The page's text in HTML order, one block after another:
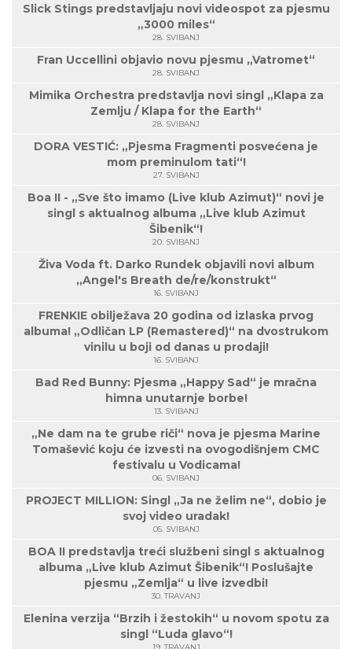
Slick Stings predstavljaju novi videospot za pjesmu
„3000 miles“
28. SVIBANJ
Fran Uccellini objavio novu pjesmu „Vatromet“
28. SVIBANJ
Mimika Orchestra predstavlja novi singl „Klapa za
Zemlju / Klapa for the Earth“
28. SVIBANJ
DORA VESTIĆ: „Pjesma Fragmenti posvećena je
mom preminulom tati“!
27. SVIBANJ
Boa II - „Sve što imamo (Live klub Azimut)“ novi je
singl s aktualnog albuma „Live klub Azimut
Šibenik“!
20. SVIBANJ
Živa Voda ft. Darko Rundek objavili novi album
„Angel's Breath de/re/konstrukt“
16. SVIBANJ
FRENKIE obilježava 20 godina od izlaska prvog
albuma! „Odličan LP (Remastered)“ na dvostrukom
vinilu u boji od danas u prodaji!
16. SVIBANJ
Bad Red Bunny: Pjesma „Happy Sad“ je mračna
himna unutarnje borbe!
13. SVIBANJ
„Ne dam na te grube riči“ nova je pjesma Marine
Tomašević koju će izvesti na ovogodišnjem CMC
festivalu u Vodicama!
06. SVIBANJ
PROJECT MILLION: Singl „Ja ne želim ne“, dobio je
svoj video uradak!
05. SVIBANJ
BOA II predstavlja treći službeni singl s aktualnog
albuma „Live klub Azimut Šibenik“! Poslušajte
pjesmu „Zemlja“ u live izvedbi!
30. TRAVANJ
Elenina verzija “Brzih i žestokih“ u novom spotu za
singl “Luda glavo“!